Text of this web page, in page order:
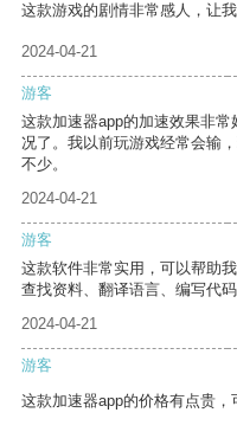
这款游戏的剧情非常感人，让我
2024-04-21
游客
这款加速器app的加速效果非
况了。我以前玩游戏经常会输
不少。
2024-04-21
游客
这款软件非常实用，可以帮助
查找资料、翻译语言、编写代码
2024-04-21
游客
这款加速器app的价格有点贵，